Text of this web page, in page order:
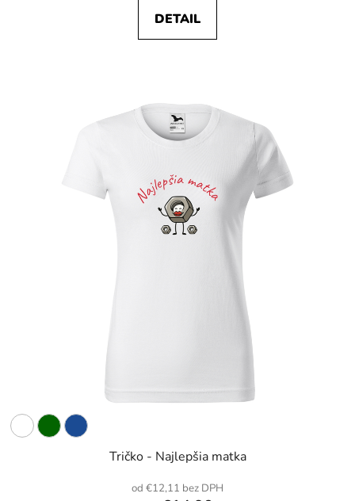
DETAIL
Tričko - Najlepšia matka
od €12,11 bez DPH